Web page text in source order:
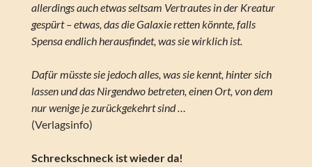
allerdings auch etwas seltsam Vertrautes in der Kreatur
gespürt – etwas, das die Galaxie retten könnte, falls
Spensa endlich herausfindet, was sie wirklich ist.
Dafür müsste sie jedoch alles, was sie kennt, hinter sich
lassen und das Nirgendwo betreten, einen Ort, von dem
nur wenige je zurückgekehrt sind …
(Verlagsinfo)
Schreckschneck ist wieder da!